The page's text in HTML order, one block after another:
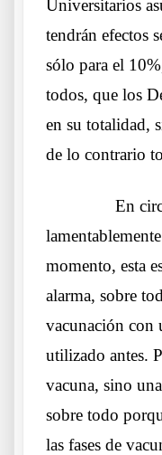
Universitarios
tendrán efectos
sólo para el
todos, que los
en su totalidad,
de lo contrario
En
momento, esta
alarma, sobre
vacunación con
utilizado antes.
vacuna, sino
sobre todo
las fases de